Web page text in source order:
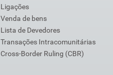
Ligações
Venda de bens
Lista de Devedores
Transações Intracomunitárias
Cross-Border Ruling (CBR)